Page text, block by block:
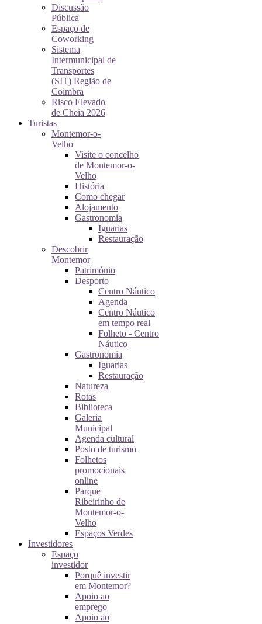
Discussão
Pública
Espaço de
Coworking
Sistema
Intermunicipal de
Transportes
(SIT) Região de
Coimbra
Risco Elevado
de Cheia 2026
Turistas
Montemor-o-
Velho
Visite o concelho
de Montemor-o-
Velho
História
Como chegar
Alojamento
Gastronomia
Iguarias
Restauração
Descobrir
Montemor
Património
Desporto
Centro Náutico
Agenda
Centro Náutico
em tempo real
Folheto - Centro
Náutico
Gastronomia
Iguarias
Restauração
Natureza
Rotas
Biblioteca
Galeria
Municipal
Agenda cultural
Posto de turismo
Folhetos
promocionais
online
Parque
Ribeirinho de
Montemor-o-
Velho
Espaços Verdes
Investidores
Espaço
investidor
Porquê investir
em Montemor?
Apoio ao
emprego
Apoio ao